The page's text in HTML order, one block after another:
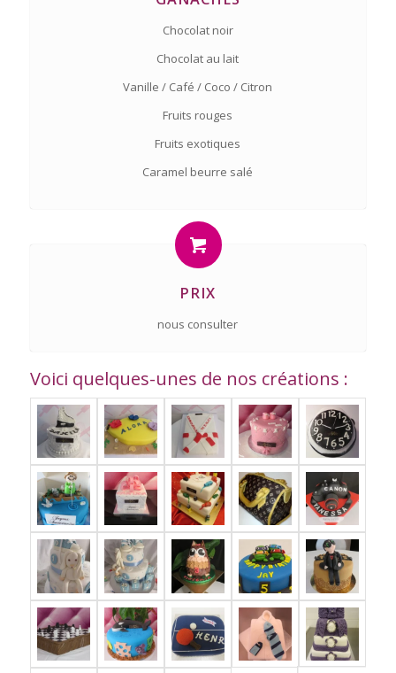
Chocolat noir
Chocolat au lait
Vanille / Café / Coco / Citron
Fruits rouges
Fruits exotiques
Caramel beurre salé
PRIX
nous consulter
Voici quelques-unes de nos créations :